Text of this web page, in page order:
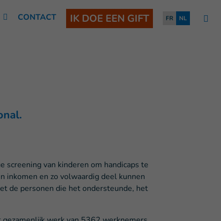
CONTACT IK DOE EEN GIFT FR NL
van kinderen om handicaps te
inkomen en zo volwaardig deel kunnen
de personen die het ondersteunde, het